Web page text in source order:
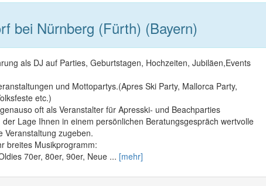
bei Nürnberg (Fürth) (Bayern)
als DJ auf Parties, Geburtstagen, Hochzeiten, Jubiläen,Events
und Mottopartys.(Apres Ski Party, Mallorca Party,
etc.)
oft als Veranstalter für Apresski- und Beachparties
Lage Ihnen in einem persönlichen Beratungsgespräch wertvolle
Veranstaltung zugeben.
breites Musikprogramm:
70er, 80er, 90er, Neue ... [mehr]